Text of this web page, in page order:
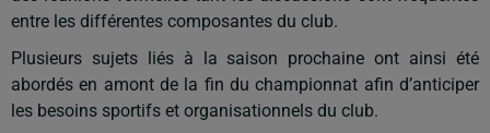
entre les différentes composantes du club.
Plusieurs sujets liés à la saison prochaine ont ainsi été
abordés en amont de la fin du championnat afin d’anticiper
les besoins sportifs et organisationnels du club.